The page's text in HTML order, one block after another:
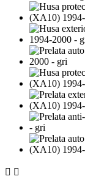
 